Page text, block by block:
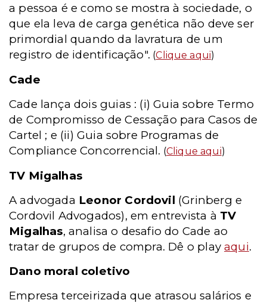
a pessoa é e como se mostra à sociedade, o
que ela leva de carga genética não deve ser
primordial quando da lavratura de um
registro de identificação". (Clique aqui)
Cade
Cade lança dois guias : (i) Guia sobre Termo
de Compromisso de Cessação para Casos de
Cartel ; e (ii) Guia sobre Programas de
Compliance Concorrencial. (Clique aqui)
TV Migalhas
A advogada Leonor Cordovil (Grinberg e
Cordovil Advogados), em entrevista à TV
Migalhas, analisa o desafio do Cade ao
tratar de grupos de compra. Dê o playaqui.
Dano moral coletivo
Empresa terceirizada que atrasou salários e